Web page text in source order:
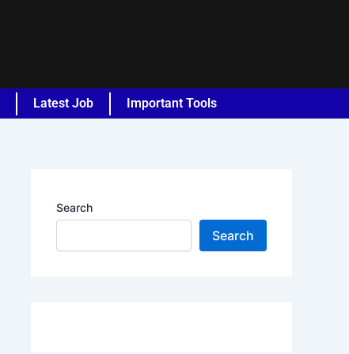
Latest Job Important Tools
Search
Search